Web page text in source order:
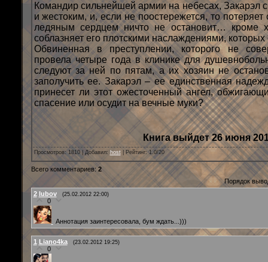
Командир сильнейшей армии на небесах, Закарэл
и жестоким, и, если не поостережется, то
ледяным сердцем ничто не остановит… кроме
соблазняет его плотскими наслаждениями,
Обвиненная в преступлении, которого не
провела четыре года в клинике для
следуют за ней по пятам, а их хозяин не
заполучить ее. Закарэл – ее единственная
принесет ли этот ожесточенный ангел,
спасение или осудит на вечные муки?
Книга выйдет 26 июня
Просмотров: 1810 | Добавил: host| Рейтинг: 1.0/20
Всего комментариев:2
Порядок
2 lubov (25.02.2012 22:00)
0
Аннотация заинтересовала, бум ждать...)))
1 Liano4ka (23.02.2012 19:25)
0